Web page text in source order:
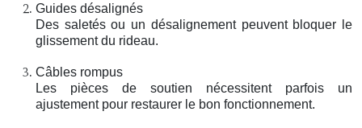
Guides désalignés
Des saletés ou un désalignement peuvent bloquer le
glissement du rideau.
Câbles rompus
Les pièces de soutien nécessitent parfois un
ajustement pour restaurer le bon fonctionnement.